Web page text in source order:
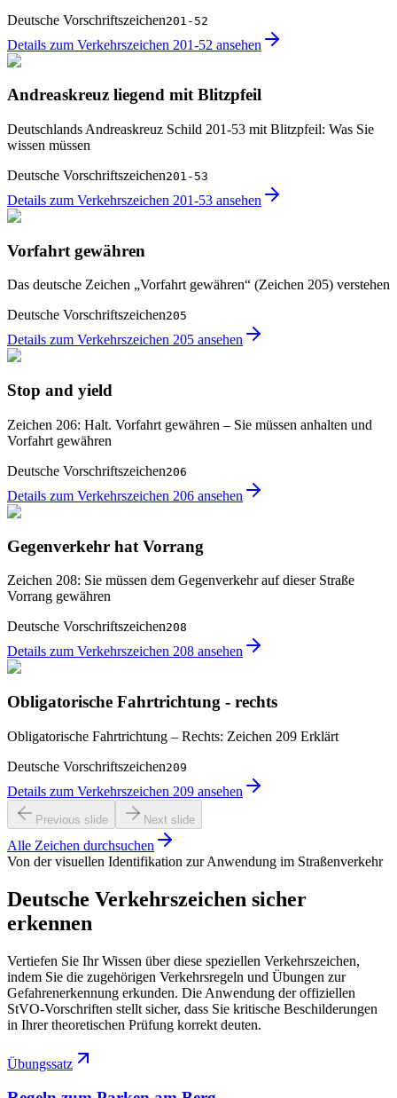
Deutsche Vorschriftszeichen201-52
Details zum Verkehrszeichen 201-52 ansehen
Andreaskreuz liegend mit Blitzpfeil
Deutschlands Andreaskreuz Schild 201-53 mit Blitzpfeil: Was Sie
wissen müssen
Deutsche Vorschriftszeichen201-53
Details zum Verkehrszeichen 201-53 ansehen
Vorfahrt gewähren
Das deutsche Zeichen „Vorfahrt gewähren“ (Zeichen 205) verstehen
Deutsche Vorschriftszeichen205
Details zum Verkehrszeichen 205 ansehen
Stop and yield
Zeichen 206: Halt. Vorfahrt gewähren – Sie müssen anhalten und
Vorfahrt gewähren
Deutsche Vorschriftszeichen206
Details zum Verkehrszeichen 206 ansehen
Gegenverkehr hat Vorrang
Zeichen 208: Sie müssen dem Gegenverkehr auf dieser Straße
Vorrang gewähren
Deutsche Vorschriftszeichen208
Details zum Verkehrszeichen 208 ansehen
Obligatorische Fahrtrichtung - rechts
Obligatorische Fahrtrichtung – Rechts: Zeichen 209 Erklärt
Deutsche Vorschriftszeichen209
Details zum Verkehrszeichen 209 ansehen
Previous slide Next slide
Alle Zeichen durchsuchen
Von der visuellen Identifikation zur Anwendung im Straßenverkehr
Deutsche Verkehrszeichen sicher
erkennen
Vertiefen Sie Ihr Wissen über diese speziellen Verkehrszeichen,
indem Sie die zugehörigen Verkehrsregeln und Übungen zur
Gefahrenerkennung erkunden. Die Anwendung der offiziellen
StVO-Vorschriften stellt sicher, dass Sie kritische Beschilderungen
in Ihrer theoretischen Prüfung korrekt deuten.
Übungssatz